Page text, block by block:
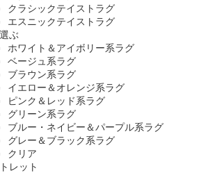
クラシックテイストラグ
エスニックテイストラグ
ぶ
ホワイト＆アイボリー系ラグ
ベージュ系ラグ
ブラウン系ラグ
イエロー＆オレンジ系ラグ
ピンク＆レッド系ラグ
グリーン系ラグ
ブルー・ネイビー＆パープル系ラグ
グレー＆ブラック系ラグ
クリア
レット